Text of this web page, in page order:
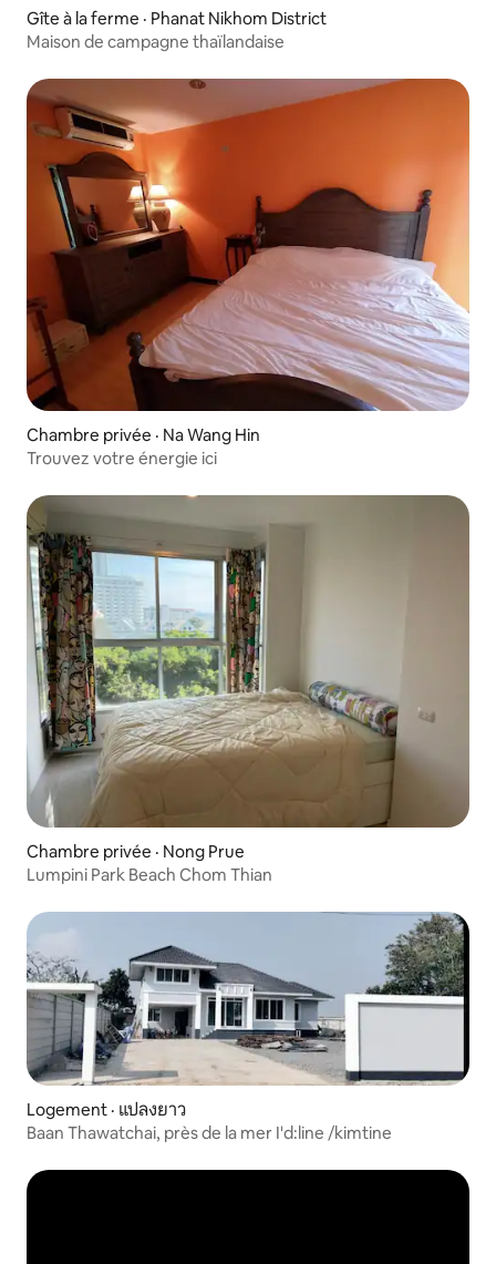
Gîte à la ferme · Phanat Nikhom District
Maison de campagne thaïlandaise
Chambre privée · Na Wang Hin
Trouvez votre énergie ici
Chambre privée · Nong Prue
Lumpini Park Beach Chom Thian
Logement · แปลงยาว
Baan Thawatchai, près de la mer I'd:line /kimtine